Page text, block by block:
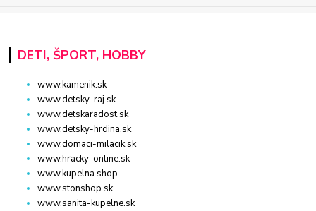
DETI, ŠPORT, HOBBY
www.kamenik.sk
www.detsky-raj.sk
www.detskaradost.sk
www.detsky-hrdina.sk
www.domaci-milacik.sk
www.hracky-online.sk
www.kupelna.shop
www.stonshop.sk
www.sanita-kupelne.sk